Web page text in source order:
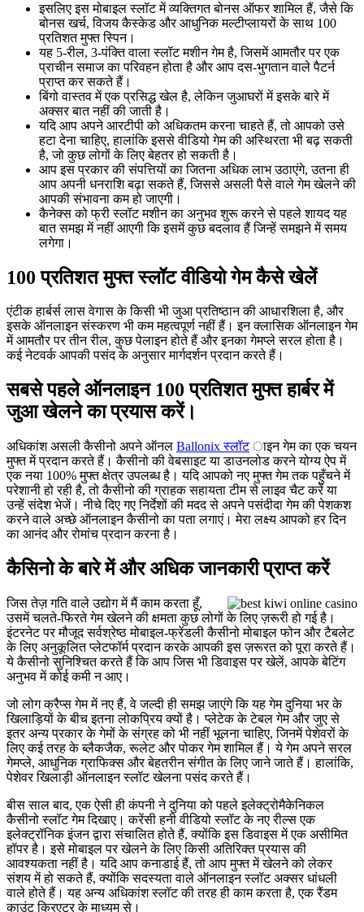
इसलिए इस मोबाइल स्लॉट में व्यक्तिगत बोनस ऑफर शामिल हैं, जैसे कि
बोनस खर्च, विजय कैस्केड और आधुनिक मल्टीप्लायरों के साथ 100
प्रतिशत मुफ्त स्पिन।
यह 5-रील, 3-पंक्ति वाला स्लॉट मशीन गेम है, जिसमें आमतौर पर एक
प्राचीन समाज का परिवहन होता है और आप दस-भुगतान वाले पैटर्न
प्राप्त कर सकते हैं।
बिंगो वास्तव में एक प्रसिद्ध खेल है, लेकिन जुआघरों में इसके बारे में
अक्सर बात नहीं की जाती है।
यदि आप अपने आरटीपी को अधिकतम करना चाहते हैं, तो आपको उसे
हटा देना चाहिए, हालांकि इससे वीडियो गेम की अस्थिरता भी बढ़ सकती
है, जो कुछ लोगों के लिए बेहतर हो सकती है।
आप इस प्रकार की संपत्तियों का जितना अधिक लाभ उठाएंगे, उतना ही
आप अपनी धनराशि बढ़ा सकते हैं, जिससे असली पैसे वाले गेम खेलने की
आपकी संभावना कम हो जाएगी।
कैनेक्स को फ्री स्लॉट मशीन का अनुभव शुरू करने से पहले शायद यह
बात समझ में नहीं आएगी कि इसमें कुछ बदलाव हैं जिन्हें समझने में समय
लगेगा।
100 प्रतिशत मुफ्त स्लॉट वीडियो गेम कैसे खेलें
एंटीक हार्बर्स लास वेगास के किसी भी जुआ प्रतिष्ठान की आधारशिला है, और
इसके ऑनलाइन संस्करण भी कम महत्वपूर्ण नहीं हैं। इन क्लासिक ऑनलाइन गेम
में आमतौर पर तीन रील, कुछ पेलाइन होते हैं और इनका गेमप्ले सरल होता है।
कई नेटवर्क आपकी पसंद के अनुसार मार्गदर्शन प्रदान करते हैं।
सबसे पहले ऑनलाइन 100 प्रतिशत मुफ्त हार्बर में
जुआ खेलने का प्रयास करें।
अधिकांश असली कैसीनो अपने ऑनल Ballonix स्लॉटाइन गेम का एक चयन
मुफ्त में प्रदान करते हैं। कैसीनो की वेबसाइट या डाउनलोड करने योग्य ऐप में
एक नया 100% मुफ्त क्षेत्र उपलब्ध है। यदि आपको नए मुफ्त गेम तक पहुँचने में
परेशानी हो रही है, तो कैसीनो की ग्राहक सहायता टीम से लाइव चैट करें या
उन्हें संदेश भेजें। नीचे दिए गए निर्देशों की मदद से अपने पसंदीदा गेम की पेशकश
करने वाले अच्छे ऑनलाइन कैसीनो का पता लगाएं। मेरा लक्ष्य आपको हर दिन
का आनंद और रोमांच प्रदान करना है।
कैसिनो के बारे में और अधिक जानकारी प्राप्त करें
जिस तेज़ गति वाले उद्योग में मैं काम करता हूँ,
उसमें चलते-फिरते गेम खेलने की क्षमता कुछ लोगों के लिए ज़रूरी हो गई है।
इंटरनेट पर मौजूद सर्वश्रेष्ठ मोबाइल-फ्रेंडली कैसीनो मोबाइल फोन और टैबलेट
के लिए अनुकूलित प्लेटफॉर्म प्रदान करके आपकी इस ज़रूरत को पूरा करते हैं।
ये कैसीनो सुनिश्चित करते हैं कि आप जिस भी डिवाइस पर खेलें, आपके बेटिंग
अनुभव में कोई कमी न आए।
जो लोग क्रैप्स गेम में नए हैं, वे जल्दी ही समझ जाएंगे कि यह गेम दुनिया भर के
खिलाड़ियों के बीच इतना लोकप्रिय क्यों है। प्लेटेक के टेबल गेम और जुए से
इतर अन्य प्रकार के गेमों के संग्रह को भी नहीं भूलना चाहिए, जिनमें पेशेवरों के
लिए कई तरह के ब्लैकजैक, रूलेट और पोकर गेम शामिल हैं। ये गेम अपने सरल
गेमप्ले, आधुनिक ग्राफिक्स और बेहतरीन संगीत के लिए जाने जाते हैं। हालांकि,
पेशेवर खिलाड़ी ऑनलाइन स्लॉट खेलना पसंद करते हैं।
बीस साल बाद, एक ऐसी ही कंपनी ने दुनिया को पहले इलेक्ट्रोमैकेनिकल
कैसीनो स्लॉट गेम दिखाए। करेंसी हनी वीडियो स्लॉट के नए रील्स एक
इलेक्ट्रॉनिक इंजन द्वारा संचालित होते हैं, क्योंकि इस डिवाइस में एक असीमित
हॉपर है। इसे मोबाइल पर खेलने के लिए किसी अतिरिक्त प्रयास की
आवश्यकता नहीं है। यदि आप कनाडाई हैं, तो आप मुफ्त में खेलने को लेकर
संशय में हो सकते हैं, क्योंकि सदस्यता वाले ऑनलाइन स्लॉट अक्सर धांधली
वाले होते हैं। यह अन्य अधिकांश स्लॉट की तरह ही काम करता है, एक रैंडम
काउंट क्रिएटर के माध्यम से।